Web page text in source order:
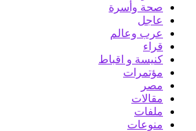
صحة وأسرة
عاجل
عرب وعالم
قراء
كنيسة و اقباط
مؤتمرات
مصر
مقالات
ملفات
منوعات